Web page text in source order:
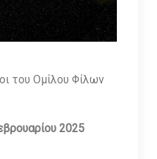
του Ομίλου Φίλων
2025